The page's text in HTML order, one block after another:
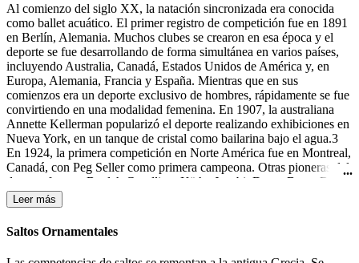
Al comienzo del siglo XX, la natación sincronizada era conocida
como ballet acuático. El primer registro de competición fue en 1891
en Berlín, Alemania. Muchos clubes se crearon en esa época y el
deporte se fue desarrollando de forma simultánea en varios países,
incluyendo Australia, Canadá, Estados Unidos de América y, en
Europa, Alemania, Francia y España. Mientras que en sus
comienzos era un deporte exclusivo de hombres, rápidamente se fue
convirtiendo en una modalidad femenina. En 1907, la australiana
Annette Kellerman popularizó el deporte realizando exhibiciones en
Nueva York, en un tanque de cristal como bailarina bajo el agua.3
En 1924, la primera competición en Norte América fue en Montreal,
Canadá, con Peg Seller como primera campeona. Otras pioneras del
deporte fueron: Beulah Gundling, Käthe Jacobi, Dawn Bean, Billie
MacKellar, Teresa Anderson y Gail Johnson. Muchas de las
competiciones de esos días todavía se desarrollaban en lagos y ríos.
Durante los años 30 del siglo XX tuvieron lugar las primeras
competiciones en Alemania, Canadá y los Estados Unidos.4 En
Leer más
Saltos Ornamentales